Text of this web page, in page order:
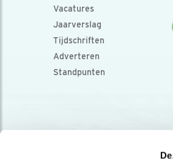
Vacatures
Jaarverslag
Tijdschriften
Adverteren
Standpunten